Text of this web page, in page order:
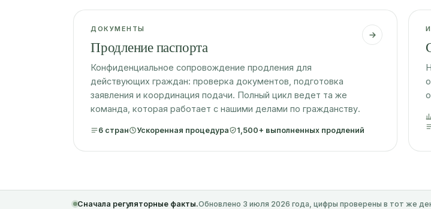
ДОКУМЕНТЫ
Продление паспорта
Конфиденциальное сопровождение продления для
действующих граждан: проверка документов, подготовка
заявления и координация подачи. Полный цикл ведет та же
команда, которая работает с нашими делами по гражданству.
6 стран Ускоренная процедура 1,500+ выполненных продлений
Сначала регуляторные факты.Обновлено 3 июля 2026 года, цифры проверены в тот же